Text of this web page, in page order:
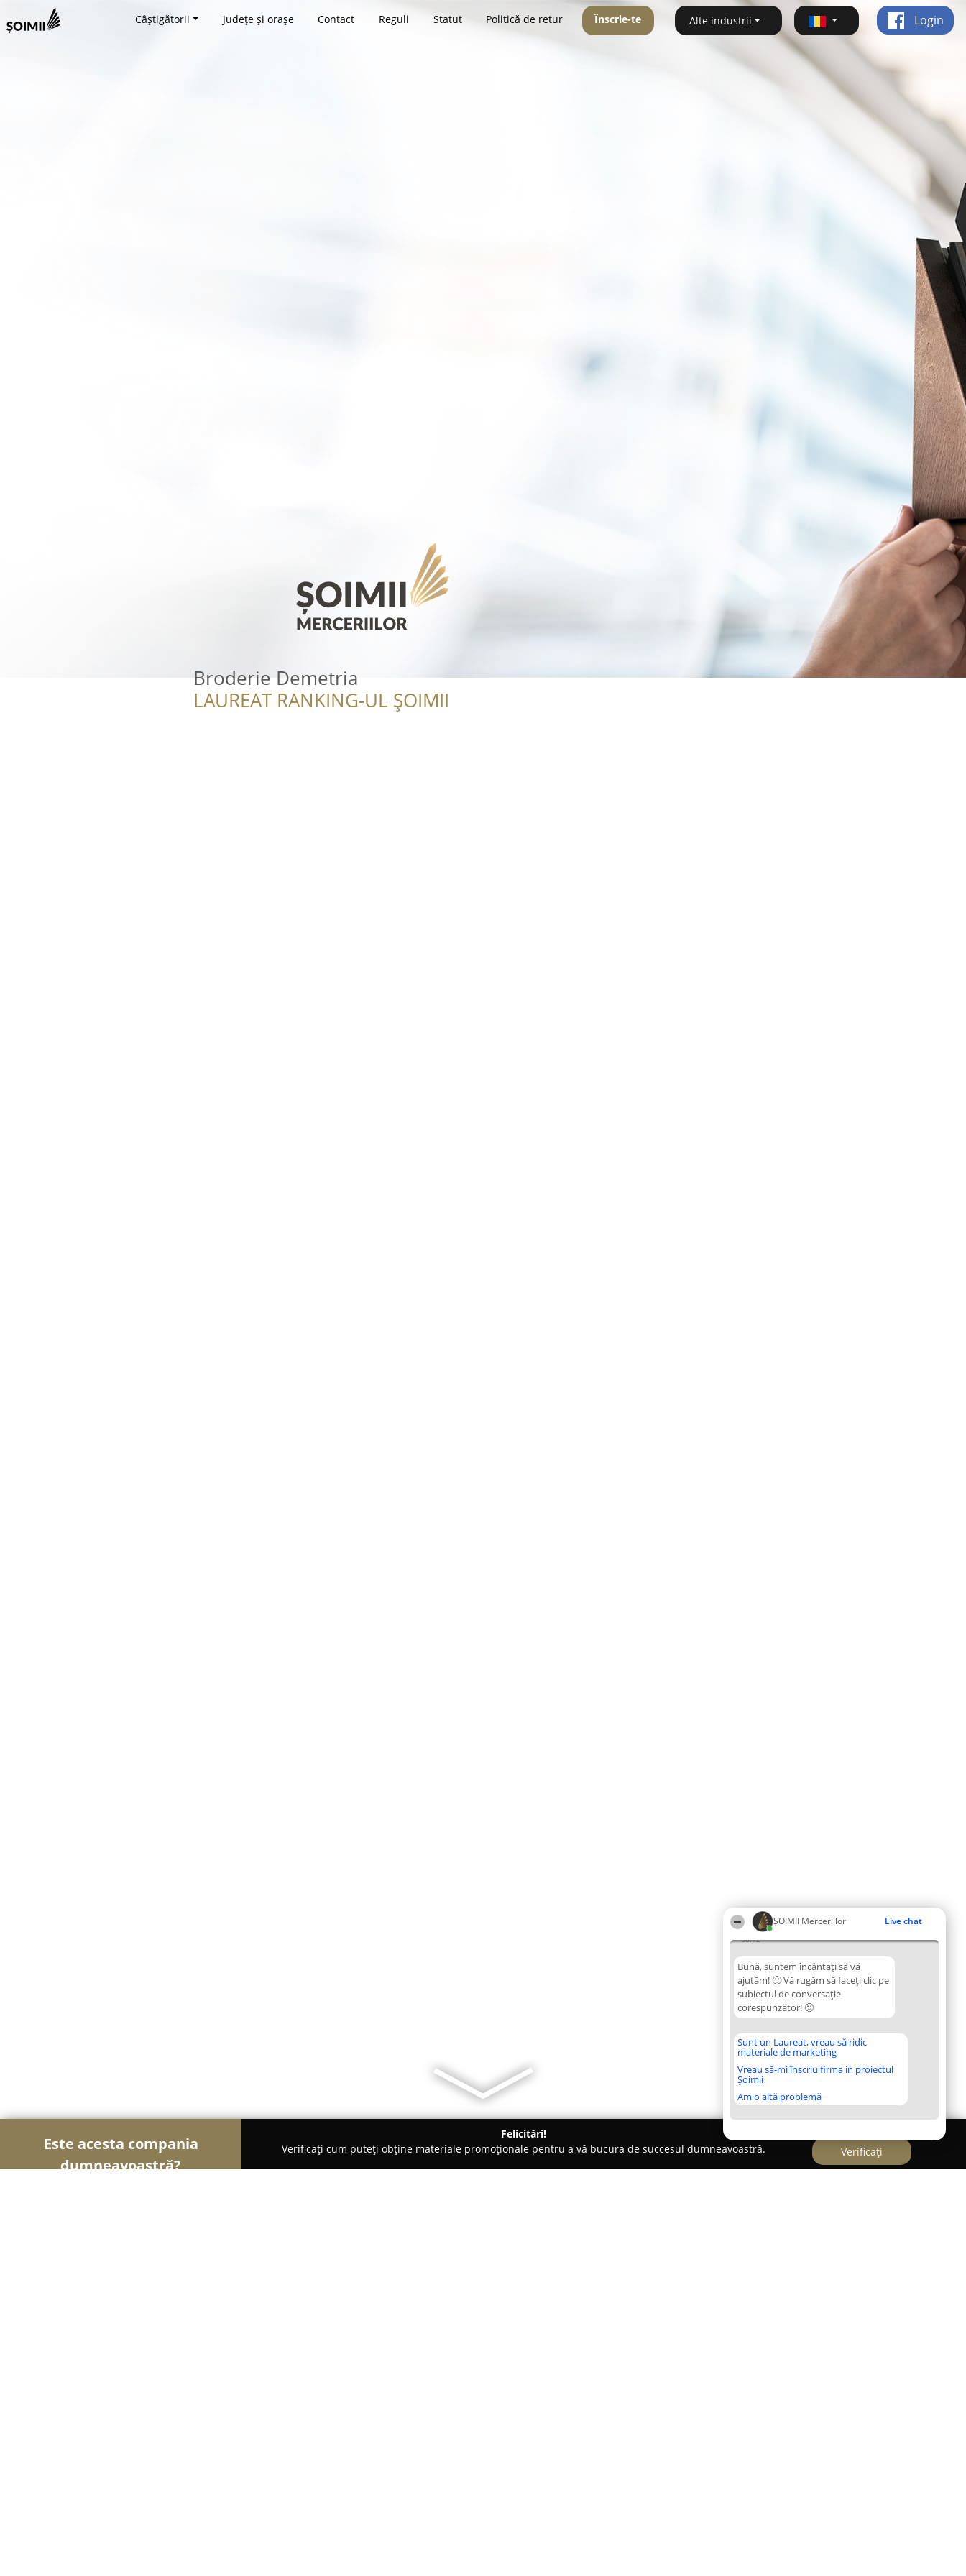
ȘOIMII Merceriilor Live chat
08:12
Bună, suntem încântați să vă
ajutăm! 🙂 Vă rugăm să faceți clic pe
subiectul de conversație
corespunzător! 🙂
Sunt un Laureat, vreau să ridic
materiale de marketing
Vreau să-mi înscriu firma in proiectul
Șoimii
Am o altă problemă
Câștigătorii Județe și orașe Contact Reguli Statut Politică de retur Înscrie-te Alte industrii Login
Broderie Demetria
LAUREAT RANKING-UL ȘOIMII
Este acesta compania
dumneavoastră?
Felicitări!
Verificați cum puteți obține materiale promoționale pentru a vă bucura de succesul dumneavoastră.
Verificați